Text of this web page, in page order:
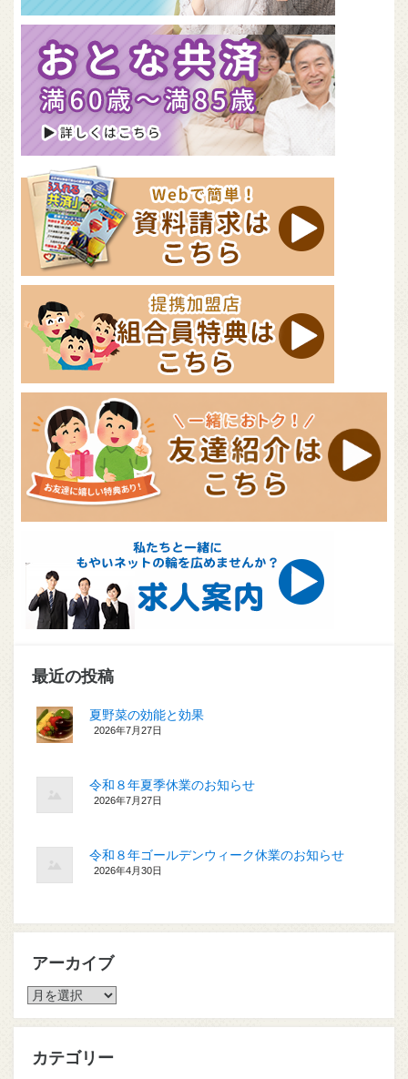
最近の投稿
夏野菜の効能と効果
2026年7月27日
令和８年夏季休業のお知らせ
2026年7月27日
令和８年ゴールデンウィーク休業のお知らせ
2026年4月30日
アーカイブ
ア
カ
ブ
カテゴリー